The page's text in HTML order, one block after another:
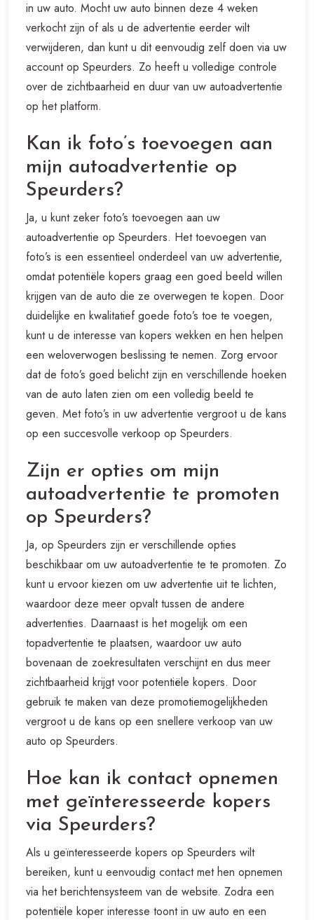
in uw auto. Mocht uw auto binnen deze 4 weken
verkocht zijn of als u de advertentie eerder wilt
verwijderen, dan kunt u dit eenvoudig zelf doen via uw
account op Speurders. Zo heeft u volledige controle
over de zichtbaarheid en duur van uw autoadvertentie
op het platform.
Kan ik foto’s toevoegen aan
mijn autoadvertentie op
Speurders?
Ja, u kunt zeker foto’s toevoegen aan uw
autoadvertentie op Speurders. Het toevoegen van
foto’s is een essentieel onderdeel van uw advertentie,
omdat potentiële kopers graag een goed beeld willen
krijgen van de auto die ze overwegen te kopen. Door
duidelijke en kwalitatief goede foto’s toe te voegen,
kunt u de interesse van kopers wekken en hen helpen
een weloverwogen beslissing te nemen. Zorg ervoor
dat de foto’s goed belicht zijn en verschillende hoeken
van de auto laten zien om een volledig beeld te
geven. Met foto’s in uw advertentie vergroot u de kans
op een succesvolle verkoop op Speurders.
Zijn er opties om mijn
autoadvertentie te promoten
op Speurders?
Ja, op Speurders zijn er verschillende opties
beschikbaar om uw autoadvertentie te te promoten. Zo
kunt u ervoor kiezen om uw advertentie uit te lichten,
waardoor deze meer opvalt tussen de andere
advertenties. Daarnaast is het mogelijk om een
topadvertentie te plaatsen, waardoor uw auto
bovenaan de zoekresultaten verschijnt en dus meer
zichtbaarheid krijgt voor potentiële kopers. Door
gebruik te maken van deze promotiemogelijkheden
vergroot u de kans op een snellere verkoop van uw
auto op Speurders.
Hoe kan ik contact opnemen
met geïnteresseerde kopers
via Speurders?
Als u geïnteresseerde kopers op Speurders wilt
bereiken, kunt u eenvoudig contact met hen opnemen
via het berichtensysteem van de website. Zodra een
potentiële koper interesse toont in uw auto en een